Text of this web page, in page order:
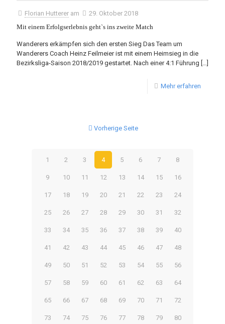
Florian Hutterer am
29. Oktober 2018
Mit einem Erfolgserlebnis geht`s ins zweite Match
Wanderers erkämpfen sich den ersten Sieg Das Team um
Wanderers Coach Heinz Feilmeier ist mit einem Heimsieg in die
Bezirksliga-Saison 2018/2019 gestartet. Nach einer 4:1 Führung […]
Mehr erfahren
Vorherige Seite
1 2 3 4 5 6 7 8
9 10 11 12 13 14 15 16
17 18 19 20 21 22 23 24
25 26 27 28 29 30 31 32
33 34 35 36 37 38 39 40
41 42 43 44 45 46 47 48
49 50 51 52 53 54 55 56
57 58 59 60 61 62 63 64
65 66 67 68 69 70 71 72
73 74 75 76 77 78 79 80